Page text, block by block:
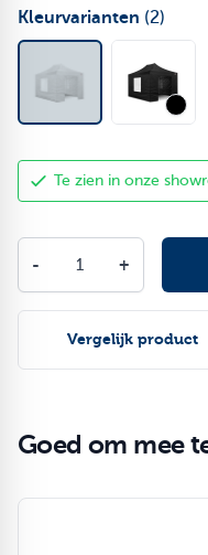
Kleurvarianten (2)
Te zien in onze
- +
Vergelijk product
Goed om mee
Druk om carrousel